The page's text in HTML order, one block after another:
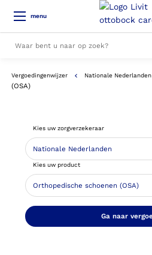
menu
Alle resultaten
Vergoedingenwijzer Nationale Nederlanden
(OSA)
Kies uw zorgverzekeraar
Kies uw product
Ga naar